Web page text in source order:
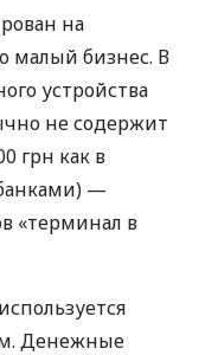
на
малый бизнес. В
устройства
не содержит
грн как в
—
«терминал в
Денежные